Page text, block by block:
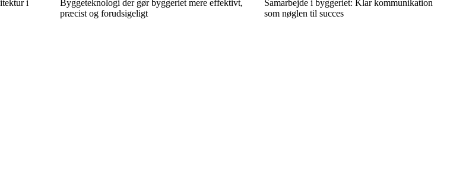
i
Byggeteknologi der gør byggeriet mere effektivt,
præcist og forudsigeligt
Samarbejde i byggeriet: Klar kommunikation
som nøglen til succes